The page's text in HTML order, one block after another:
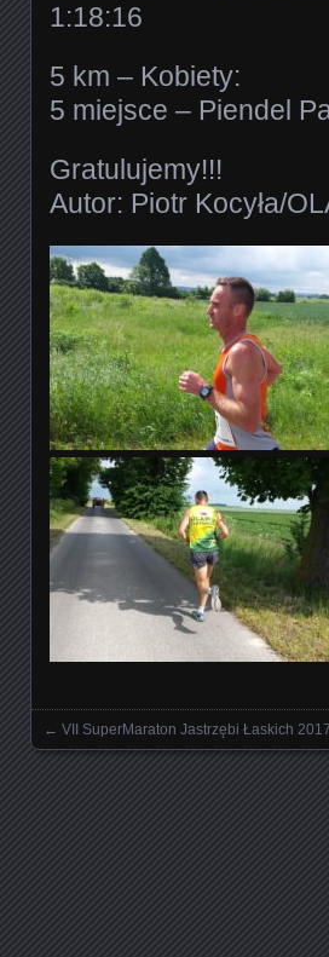
1:18:16
5 km – Kobiety:
5 miejsce – Piendel
Gratulujemy!!!
Autor: Piotr Kocyła/
Nawigowanie
← VII SuperMaraton Jastrzębi Łaskich 2017